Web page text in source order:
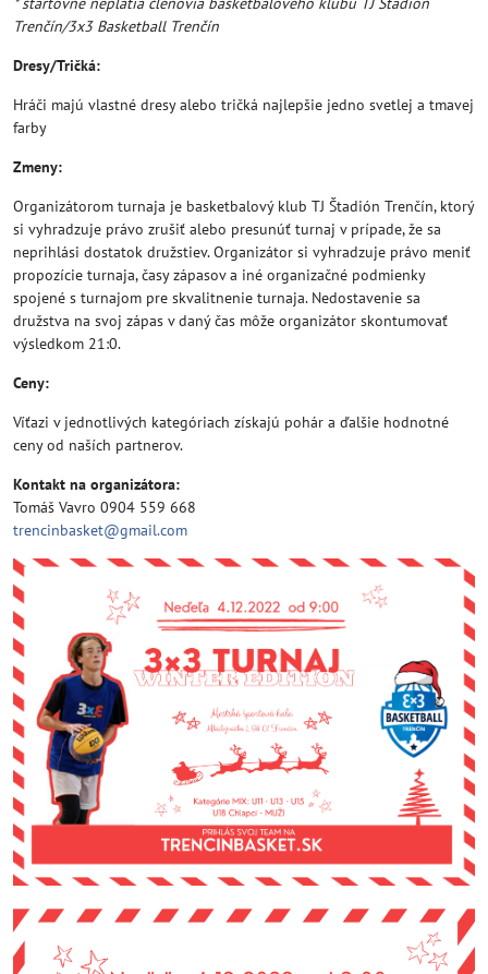
Trenčín/3x3 Basketball Trenčín
Dresy/Tričká:
Hráči majú vlastné dresy alebo tričká najlepšie jedno svetlej a tmavej
farby
Zmeny:
Organizátorom turnaja je basketbalový klub TJ Štadión Trenčín, ktorý
si vyhradzuje právo zrušiť alebo presunúť turnaj v prípade, že sa
neprihlási dostatok družstiev. Organizátor si vyhradzuje právo meniť
propozície turnaja, časy zápasov a iné organizačné podmienky
spojené s turnajom pre skvalitnenie turnaja. Nedostavenie sa
družstva na svoj zápas v daný čas môže organizátor skontumovať
výsledkom 21:0.
Ceny:
Víťazi v jednotlivých kategóriach získajú pohár a ďalšie hodnotné
ceny od naších partnerov.
Kontakt na organizátora:
Tomáš Vavro 0904 559 668
trencinbasket@gmail.com